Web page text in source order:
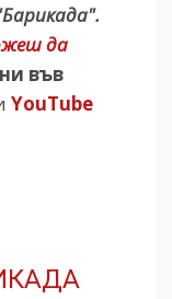
да
във
YouTube